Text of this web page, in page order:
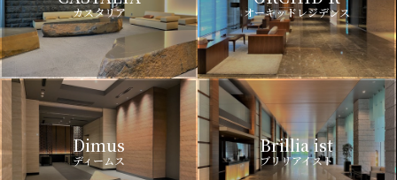
カスタリア オーキッドレジデンス
Dimus
ディームス
Brillia ist
ブリリアイスト